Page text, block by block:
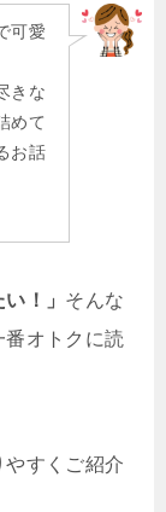
可愛
きな
めて
お話
！」 そんな
オトクに読
すくご紹介